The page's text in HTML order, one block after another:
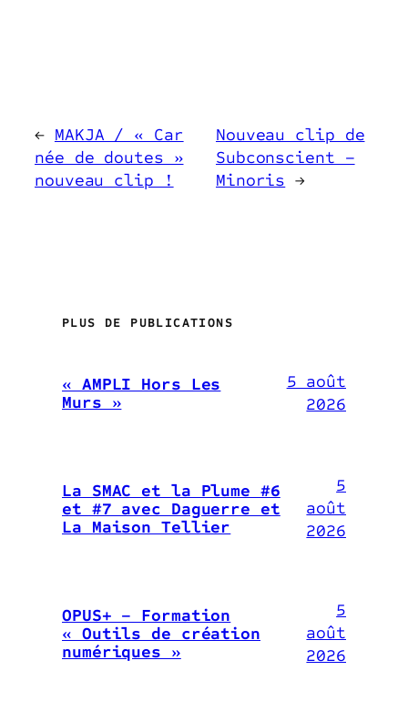
← MAKJA / « Car
née de doutes »
nouveau clip !
Nouveau clip de
Subconscient –
Minoris →
PLUS DE PUBLICATIONS
« AMPLI Hors Les
Murs »
5 août
2026
La SMAC et la Plume #6
et #7 avec Daguerre et
La Maison Tellier
5
août
2026
OPUS+ – Formation
« Outils de création
numériques »
5
août
2026